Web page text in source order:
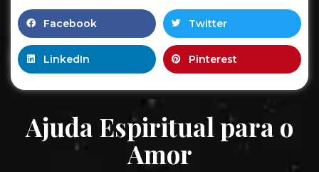
Facebook Twitter
LinkedIn Pinterest
Ajuda Espiritual para o
Amor